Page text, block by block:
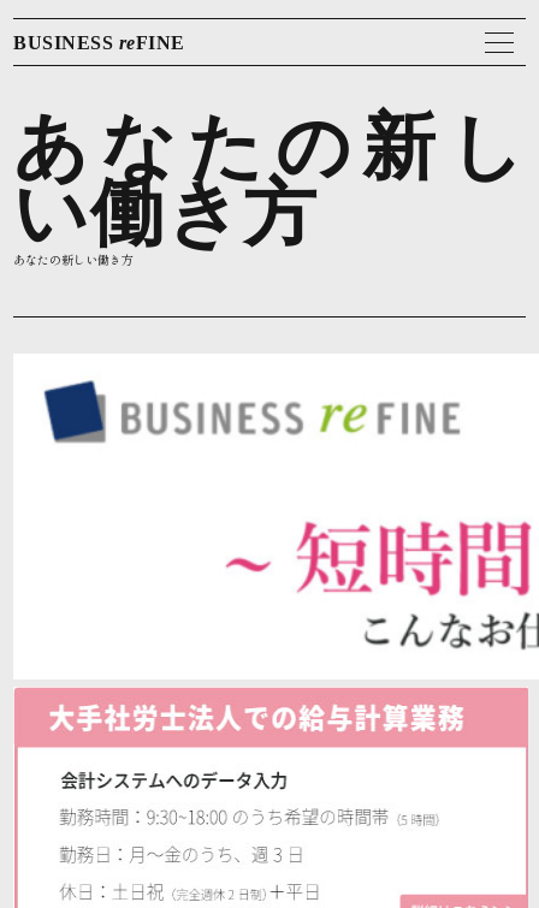
BUSINESS reFINE
あなたの新し
い働き方
あなたの新しい働き方